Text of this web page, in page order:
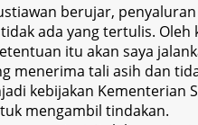
berujar,
ada yang tertulis.
itu akan saya
menerima tali asih dan
kebijakan Kementerian
mengambil tindakan.